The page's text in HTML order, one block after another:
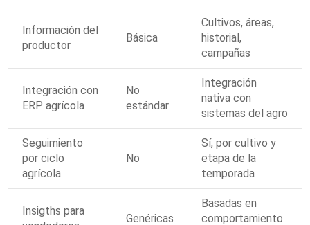
Información del
productor
Básica
Cultivos, áreas,
historial,
campañas
Integración con
ERP agrícola
No
estándar
Integración
nativa con
sistemas del agro
Seguimiento
por ciclo
agrícola
No
Sí, por cultivo y
etapa de la
temporada
Insigths para
Genéricas
Basadas en
comportamiento